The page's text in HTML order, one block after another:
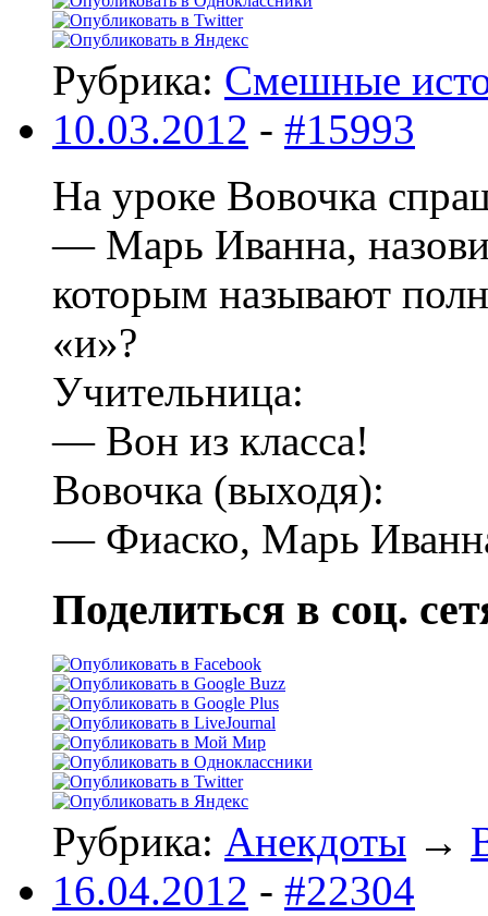
Рубрика: Смешные
10.03.2012 - #15993
На уроке Вовочка
— Марь Иванна,
которым называют
«и»?
Учительница:
— Вон из класса!
Вовочка (выходя):
— Фиаско, Марь
Поделиться в соц.
Рубрика: Анекдоты →
16.04.2012 - #22304